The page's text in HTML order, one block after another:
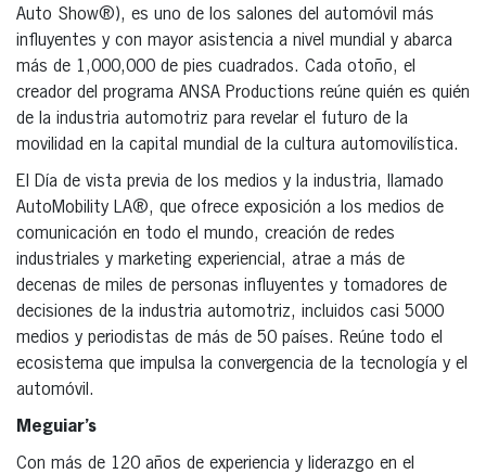
Auto Show®), es uno de los salones del automóvil más
influyentes y con mayor asistencia a nivel mundial y abarca
más de 1,000,000 de pies cuadrados. Cada otoño, el
creador del programa ANSA Productions reúne quién es quién
de la industria automotriz para revelar el futuro de la
movilidad en la capital mundial de la cultura automovilística.
El Día de vista previa de los medios y la industria, llamado
AutoMobility LA®, que ofrece exposición a los medios de
comunicación en todo el mundo, creación de redes
industriales y marketing experiencial, atrae a más de
decenas de miles de personas influyentes y tomadores de
decisiones de la industria automotriz, incluidos casi 5000
medios y periodistas de más de 50 países. Reúne todo el
ecosistema que impulsa la convergencia de la tecnología y el
automóvil.
Meguiar’s
Con más de 120 años de experiencia y liderazgo en el